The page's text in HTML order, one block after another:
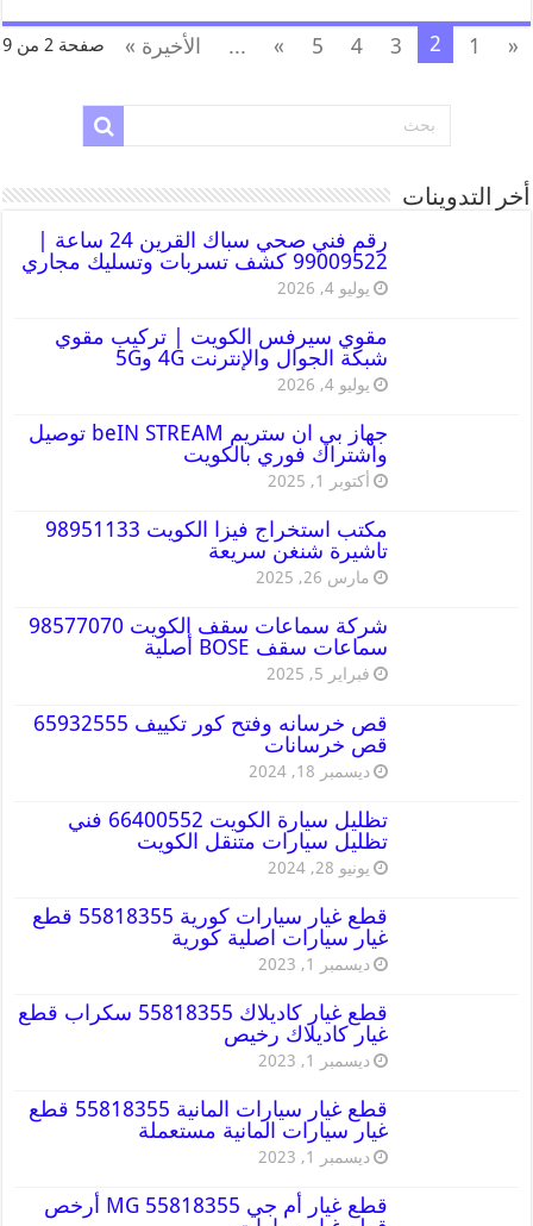
صفحة 2 من 9 «
1
2
3
4
5
»
... الأخيرة »
أخر التدوينات
رقم فني صحي سباك القرين 24 ساعة |
99009522 كشف تسربات وتسليك مجاري
يوليو 4, 2026
مقوي سيرفس الكويت | تركيب مقوي
شبكة الجوال والإنترنت 4G و5G
يوليو 4, 2026
جهاز بي ان ستريم beIN STREAM توصيل
واشتراك فوري بالكويت
أكتوبر 1, 2025
مكتب استخراج فيزا الكويت 98951133
تاشيرة شنغن سريعة
مارس 26, 2025
شركة سماعات سقف الكويت 98577070
سماعات سقف BOSE أصلية
فبراير 5, 2025
قص خرسانه وفتح كور تكييف 65932555
قص خرسانات
ديسمبر 18, 2024
تظليل سيارة الكويت 66400552 فني
تظليل سيارات متنقل الكويت
يونيو 28, 2024
قطع غيار سيارات كورية 55818355 قطع
غيار سيارات اصلية كورية
ديسمبر 1, 2023
قطع غيار كاديلاك 55818355 سكراب قطع
غيار كاديلاك رخيص
ديسمبر 1, 2023
قطع غيار سيارات المانية 55818355 قطع
غيار سيارات المانية مستعملة
ديسمبر 1, 2023
قطع غيار أم جي MG 55818355 أرخص